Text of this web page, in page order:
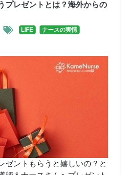
プレゼントとは？海外からの
LIFE
ナースの実情
ゼントもらうと嬉しいの？と